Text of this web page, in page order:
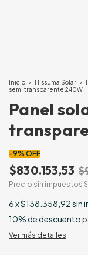
Inicio > Hissuma Solar >
semi transparente 240W
Panel
-9% OFF
$830.153,53
Precio sin impuestos
6x$138.358,92sin
10% de descuento
Ver más detalles